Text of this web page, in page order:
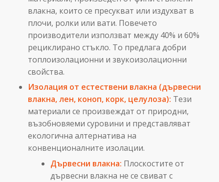
влакна, които се пресукват или издухват в
плочи, ролки или вати. Повечето
производители използват между 40% и 60%
рециклирано стъкло. То предлага добри
топлоизолационни и звукоизолационни
свойства.
Изолация от естествени влакна (дървесни
влакна, лен, коноп, корк, целулоза): Тези
материали се произвеждат от природни,
възобновяеми суровини и представляват
екологична алтернатива на
конвенционалните изолации.
Дървесни влакна: Плоскостите от
дървесни влакна не се свиват с